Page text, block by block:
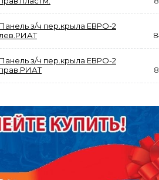
ДИСК СЦЕПЛЕНИЯ
ВЕДОМЫЙ КЛАССИК
Панель з/ч пер.крыла ЕВРО-2
лев.РИАТ
Панель з/ч пер.крыла ЕВРО-2
прав.РИАТ